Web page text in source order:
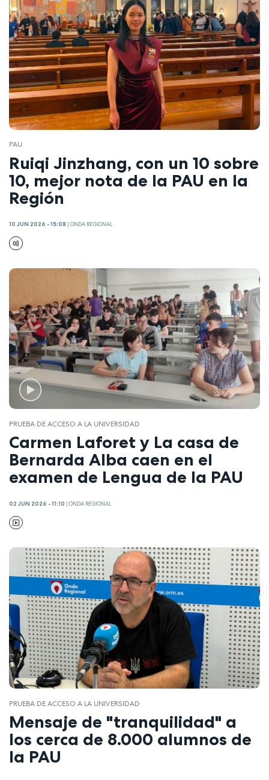
PAU
Ruiqi Jinzhang, con un 10 sobre
10, mejor nota de la PAU en la
Región
10 JUN 2026 - 15:08 |ONDA REGIONAL
PRUEBA DE ACCESO A LA UNIVERSIDAD
Carmen Laforet y La casa de
Bernarda Alba caen en el
examen de Lengua de la PAU
02 JUN 2026 - 11:10 |ONDA REGIONAL
PRUEBA DE ACCESO A LA UNIVERSIDAD
Mensaje de "tranquilidad" a
los cerca de 8.000 alumnos de
la PAU